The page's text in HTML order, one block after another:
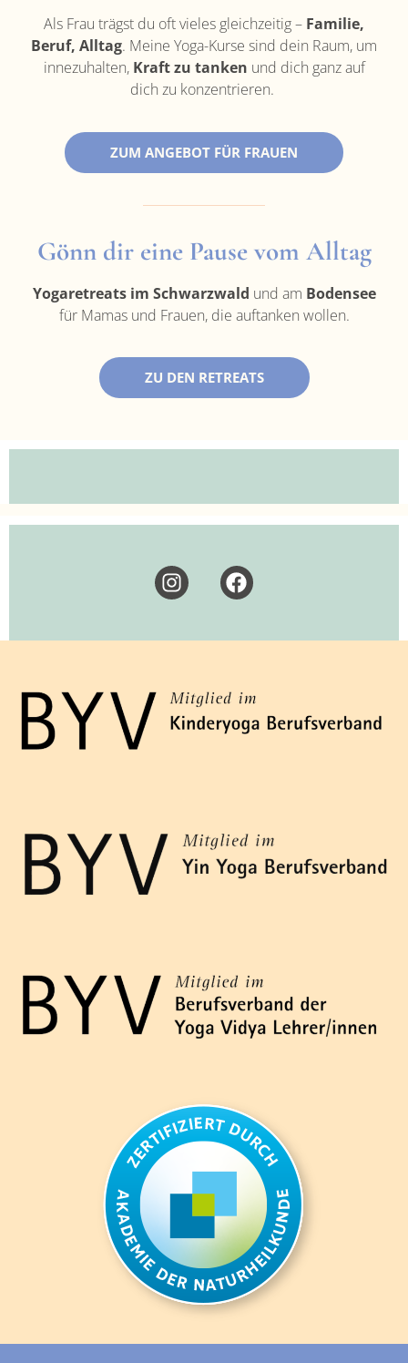
Als Frau trägst du oft vieles gleichzeitig – Familie,
Beruf, Alltag. Meine Yoga-Kurse sind dein Raum, um
innezuhalten, Kraft zu tanken und dich ganz auf
dich zu konzentrieren.
ZUM ANGEBOT FÜR FRAUEN
Gönn dir eine Pause vom Alltag
Yogaretreats im Schwarzwald und am Bodensee
für Mamas und Frauen, die auftanken wollen.
ZU DEN RETREATS